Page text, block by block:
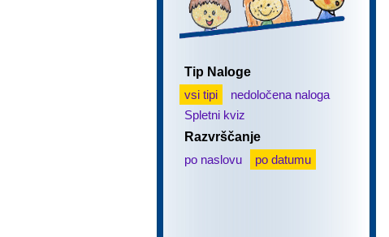
Tip Naloge
vsi tipi
nedoločena naloga
Spletni kviz
Razvrščanje
po naslovu
po datumu